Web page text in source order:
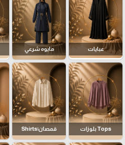
عبايات مايوه شرعي
Tops بلوزات قمصان|Shirts